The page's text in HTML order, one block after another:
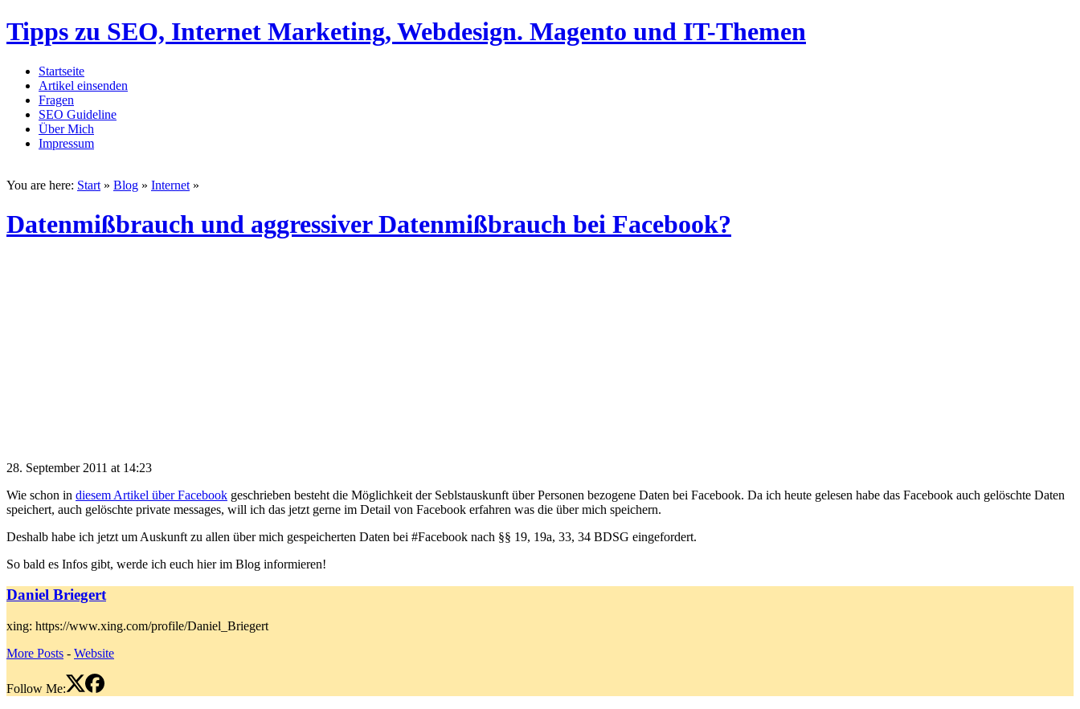
Tipps zu SEO, Internet Marketing, Webdesign. Magento und IT-Themen
Startseite
Artikel einsenden
Fragen
SEO Guideline
Über Mich
Impressum
You are here: Start » Blog » Internet »
Datenmißbrauch und aggressiver Datenmißbrauch bei Facebook?
28. September 2011 at 14:23
Wie schon in diesem Artikel über Facebook geschrieben besteht die Möglichkeit der Seblstauskunft über Personen bezogene Daten bei Facebook. Da ich heute gelesen habe das Facebook auch gelöschte Daten
speichert, auch gelöschte private messages, will ich das jetzt gerne im Detail von Facebook erfahren was die über mich speichern.
Deshalb habe ich jetzt um Auskunft zu allen über mich gespeicherten Daten bei #Facebook nach §§ 19, 19a, 33, 34 BDSG eingefordert.
So bald es Infos gibt, werde ich euch hier im Blog informieren!
Daniel Briegert
xing: https://www.xing.com/profile/Daniel_Briegert
More Posts - Website
Follow Me: